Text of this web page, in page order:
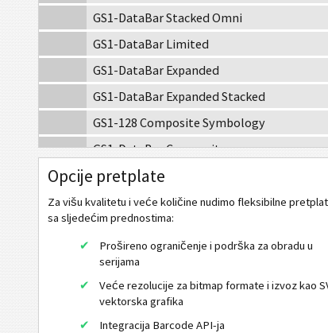
GS1-DataBar Stacked Omni
GS1-DataBar Limited
GS1-DataBar Expanded
GS1-DataBar Expanded Stacked
GS1-128 Composite Symbology
GS1-DataBar Composite
GS1-DataBar Stacked Composite
GS1-DataBar Stacked Omni Composite
GS1-DataBar Limited Composite
GS1-DataBar Expanded Composite
GS1-DataBar Expanded Stacked Composite
EAN / UPC
Opcije pretplate
Za višu kvalitetu i veće količine nudimo fleksibilne
sa sljedećim prednostima:
Prošireno ograničenje i podrška za obradu u
serijama
Veće rezolucije za bitmap formate i izvoz kao
vektorska grafika
Integracija Barcode API-ja